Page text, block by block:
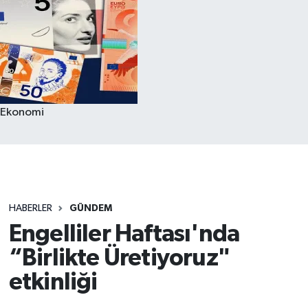
Ekonomi
HABERLER GÜNDEM
Engelliler Haftası'nda
“Birlikte Üretiyoruz"
etkinliği